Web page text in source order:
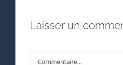
Laisser un
Commentaire